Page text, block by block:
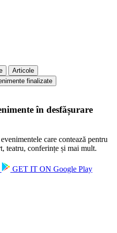
Articole
finalizate
în desfășurare
care contează pentru
teatru, conferințe și mai mult.
GET IT ON Google Play